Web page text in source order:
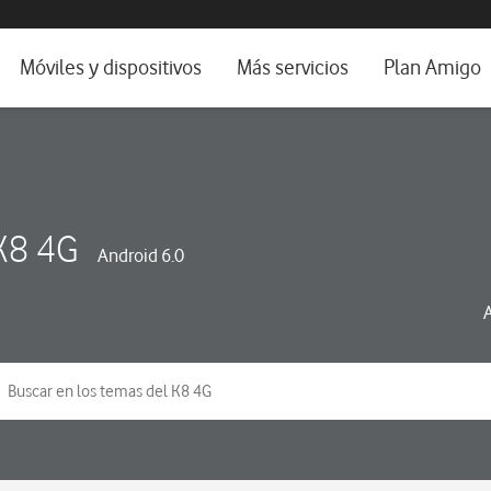
e idioma
Móviles y dispositivos Más servicios Plan Amigo
4G Android 6.0